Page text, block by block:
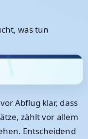
Abflug klar, dass
zählt vor allem
Entscheidend